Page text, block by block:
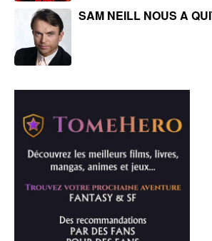
SAM NEILL NOUS A